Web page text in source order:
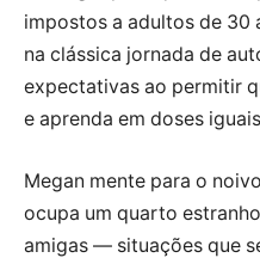
impostos a adultos de 30
na clássica jornada de
expectativas ao permitir
e aprenda em doses
Megan mente para o
ocupa um quarto
amigas — situações que